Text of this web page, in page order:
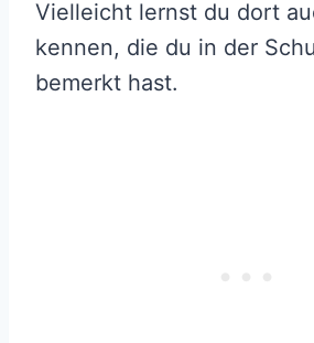
Vielleicht lernst du dort
kennen, die du in der
bemerkt hast.